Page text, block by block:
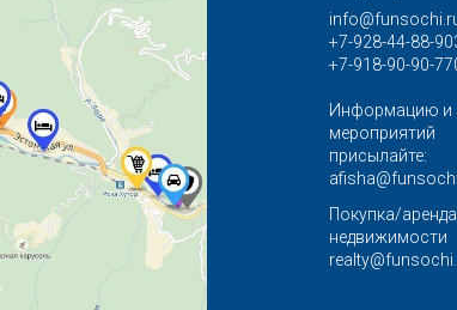
+7-928-44-88-
+7-918-90-90-
Информацию и
мероприятий
присылайте:
Покупка/аренда
недвижимости